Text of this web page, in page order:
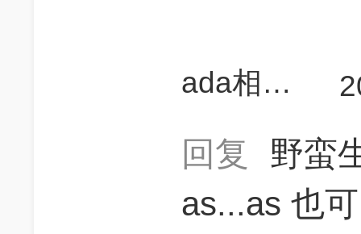
ada相当研究生
回复
野蛮
as...as 也